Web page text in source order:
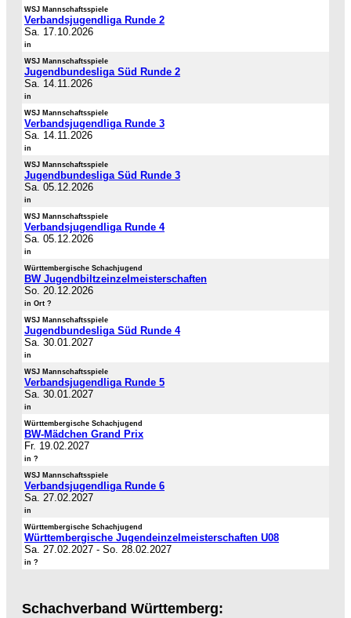
WSJ Mannschaftsspiele
Verbandsjugendliga Runde 2
Sa. 17.10.2026
in
WSJ Mannschaftsspiele
Jugendbundesliga Süd Runde 2
Sa. 14.11.2026
in
WSJ Mannschaftsspiele
Verbandsjugendliga Runde 3
Sa. 14.11.2026
in
WSJ Mannschaftsspiele
Jugendbundesliga Süd Runde 3
Sa. 05.12.2026
in
WSJ Mannschaftsspiele
Verbandsjugendliga Runde 4
Sa. 05.12.2026
in
Württembergische Schachjugend
BW Jugendbiltzeinzelmeisterschaften
So. 20.12.2026
in Ort ?
WSJ Mannschaftsspiele
Jugendbundesliga Süd Runde 4
Sa. 30.01.2027
in
WSJ Mannschaftsspiele
Verbandsjugendliga Runde 5
Sa. 30.01.2027
in
Württembergische Schachjugend
BW-Mädchen Grand Prix
Fr. 19.02.2027
in ?
WSJ Mannschaftsspiele
Verbandsjugendliga Runde 6
Sa. 27.02.2027
in
Württembergische Schachjugend
Württembergische Jugendeinzelmeisterschaften U08
Sa. 27.02.2027 - So. 28.02.2027
in ?
Schachverband Württemberg: